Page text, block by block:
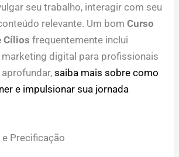
seu trabalho, interagir com seu
relevante. Um bomCurso
Cílios frequentemente inclui
digital para profissionais
aprofundar,saiba mais sobre como
e impulsionar sua jornada
Precificação